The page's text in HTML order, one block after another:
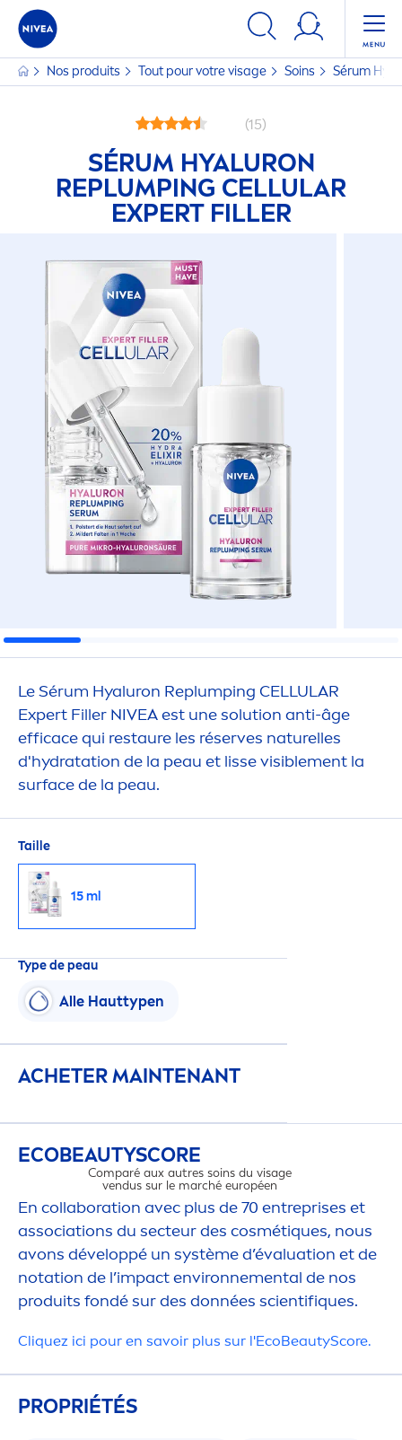
Nos produits Tout pour votre visage Soins Sérum
(15)
SÉRUM HYALURON
REPLUMPING CELLULAR
EXPERT FILLER
Le Sérum Hyaluron Replumping CELLULAR
Expert Filler NIVEAest une solution anti-âge
efficace qui restaure les réserves naturelles
d'hydratation de la peau et lisse visiblement la
surface de la peau.
Taille
15 ml
Type de peau
Alle Hauttypen
ACHETER MAINTENANT
ECOBEAUTYSCORE
IMPACT
Comparé aux autres soins du visage
vendus sur le marché européen
En collaboration avec plus de 70 entreprises et
associations du secteur des cosmétiques, nous
avons développé un système d’évaluation et de
notation de l’impact environnemental de nos
produits fondé sur des données scientifiques.​
Cliquez ici pour en savoir plus sur l'EcoBeautyScore.
PROPRIÉTÉS